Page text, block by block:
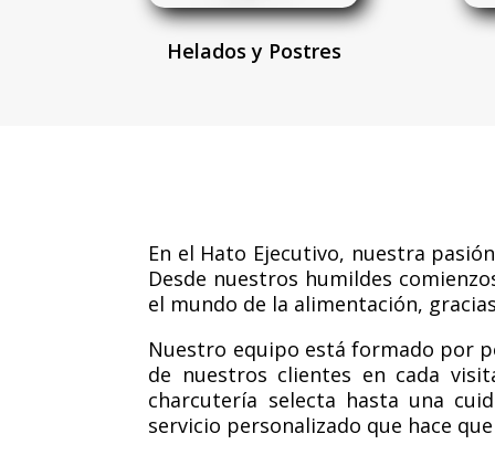
Helados y Postres
En el Hato Ejecutivo, nuestra
Desde nuestros humildes
el mundo de la alimentación,
Nuestro equipo está formado por
de nuestros clientes en cada
charcutería selecta hasta una
servicio personalizado que hace